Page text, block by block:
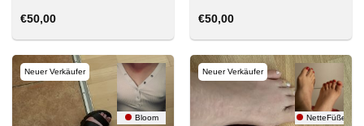
€50,00 €50,00
Neuer Verkäufer
Bloom
Neuer Verkäufer
NetteFüße88